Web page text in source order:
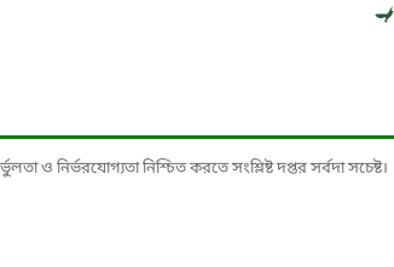
০১৯০৮৮৮৮৮৮৮
১৬১১৩
ও নির্ভরযোগ্যতা নিশ্চিত করতে সংশ্লিষ্ট দপ্তর সর্বদা সচেষ্ট।